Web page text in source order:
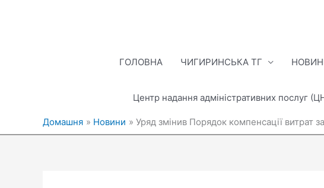
ГОЛОВНА ЧИГИРИНСЬКА ТГ
Центр надання адміністративних послуг
Домашня Новини Уряд змінив Порядок компенсації витрат